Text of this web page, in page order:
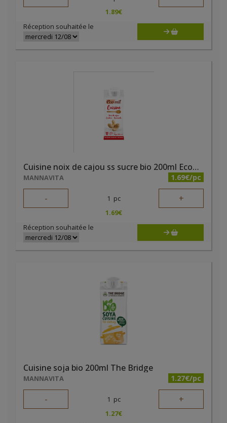
1.89€
Réception souhaitée le
Cuisine noix de cajou ss sucre bio 200ml Ecomil
MANNAVITA 1.69€/pc
- 1 pc +
1.69€
Réception souhaitée le
Cuisine soja bio 200ml The Bridge
MANNAVITA 1.27€/pc
- 1 pc +
1.27€